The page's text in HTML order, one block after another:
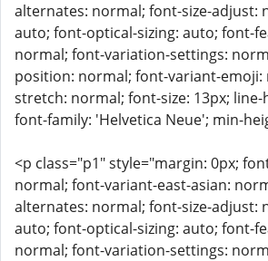
alternates: normal; font-size-adjust:
auto; font-optical-sizing: auto; font-
normal; font-variation-settings:
position: normal; font-variant-
stretch: normal; font-size: 13px;
font-family: 'Helvetica Neue'; min-
<p class="p1" style="margin: 0px;
normal; font-variant-east-asian:
alternates: normal; font-size-adjust:
auto; font-optical-sizing: auto; font-
normal; font-variation-settings: